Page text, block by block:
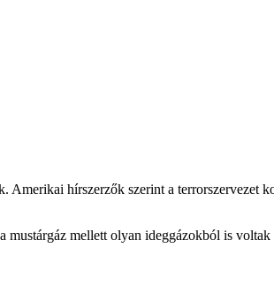
Amerikai hírszerzők szerint a terrorszervezet
mellett olyan ideggázokból is voltak